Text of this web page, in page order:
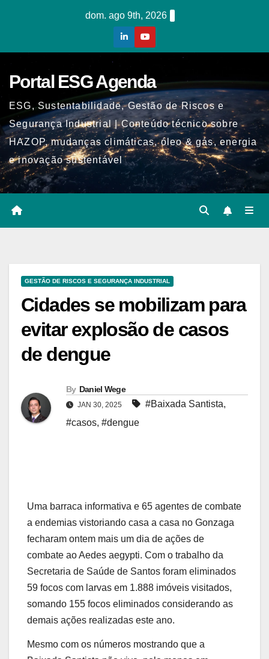
dom. ago 9th, 2026
Portal ESG Agenda
ESG, Sustentabilidade, Gestão de Riscos e
Segurança Industrial | Conteúdo técnico sobre
HAZOP, mudanças climáticas, óleo & gás, energia
e inovação sustentável
GESTÃO DE RISCOS E SEGURANÇA INDUSTRIAL
Cidades se mobilizam para
evitar explosão de casos
de dengue
By Daniel Wege
JAN 30, 2025 #Baixada Santista,
#casos, #dengue
Uma barraca informativa e 65 agentes de combate
a endemias vistoriando casa a casa no Gonzaga
fecharam ontem mais um dia de ações de
combate ao Aedes aegypti. Com o trabalho da
Secretaria de Saúde de Santos foram eliminados
59 focos com larvas em 1.888 imóveis visitados,
somando 155 focos eliminados considerando as
demais ações realizadas este ano.
Mesmo com os números mostrando que a